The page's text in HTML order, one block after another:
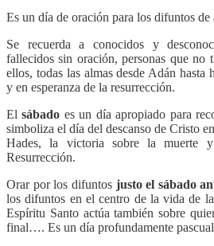
Es un día de oración para los difuntos de
Se recuerda a conocidos y
fallecidos sin oración, personas que no
ellos, todas las almas desde Adán
y en esperanza de la resurrección.
Elsábado es un día apropiado para
simboliza el día del descanso de Cristo
Hades, la victoria sobre la muerte
Resurrección.
Orar por los difuntos justo el sábado
los difuntos en el centro de la vida de
Espíritu Santo actúa también sobre
final…. Es un día profundamente